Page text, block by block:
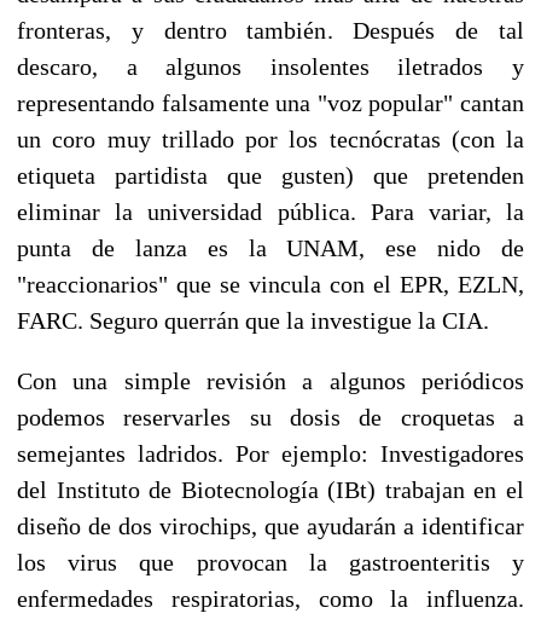
fronteras, y dentro también. Después de tal
descaro, a algunos insolentes iletrados y
representando falsamente una "voz popular" cantan
un coro muy trillado por los tecnócratas (con la
etiqueta partidista que gusten) que pretenden
eliminar la universidad pública. Para variar, la
punta de lanza es la UNAM, ese nido de
"reaccionarios" que se vincula con el EPR, EZLN,
FARC. Seguro querrán que la investigue la CIA.
Con una simple revisión a algunos periódicos
podemos reservarles su dosis de croquetas a
semejantes ladridos. Por ejemplo: Investigadores
del Instituto de Biotecnología (IBt) trabajan en el
diseño de dos virochips, que ayudarán a identificar
los virus que provocan la gastroenteritis y
enfermedades respiratorias, como la influenza.